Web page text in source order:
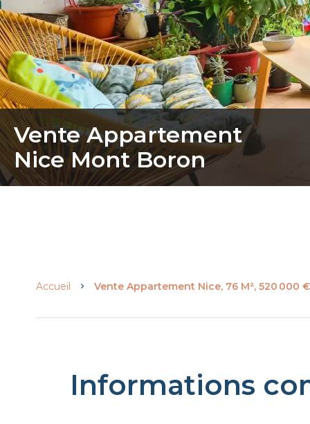
Vente Appartement
Nice Mont Boron
Accueil Vente Appartement Nice, 76 M², 520 000 €
Informations